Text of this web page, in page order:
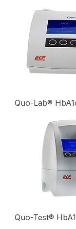
Quo-Lab®
Quo-Test®